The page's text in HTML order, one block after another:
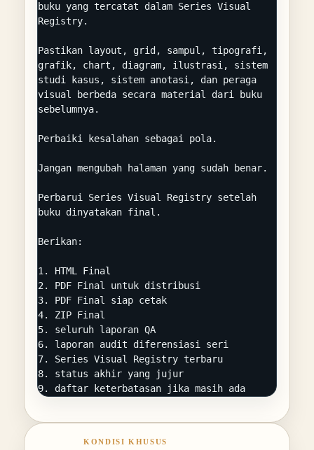
buku yang tercatat dalam Series Visual
Registry.
Pastikan layout, grid, sampul, tipografi,
grafik, chart, diagram, ilustrasi, sistem
studi kasus, sistem anotasi, dan peraga
visual berbeda secara material dari buku
sebelumnya.
Perbaiki kesalahan sebagai pola.
Jangan mengubah halaman yang sudah benar.
Perbarui Series Visual Registry setelah
buku dinyatakan final.
Berikan:
1. HTML Final
2. PDF Final untuk distribusi
3. PDF Final siap cetak
4. ZIP Final
5. seluruh laporan QA
6. laporan audit diferensiasi seri
7. Series Visual Registry terbaru
8. status akhir yang jujur
9. daftar keterbatasan jika masih ada
KONDISI KHUSUS